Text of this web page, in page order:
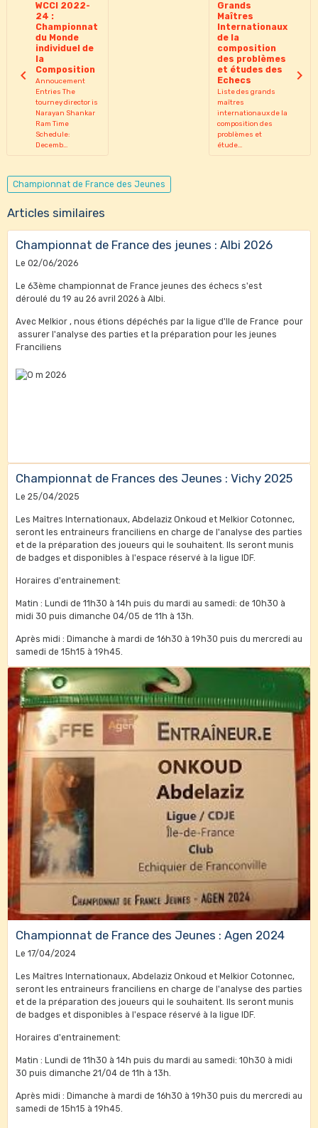
WCCI 2022-
24 :
Championnat
du Monde
individuel de
la
Composition
Annoucement
Entries The
tourney director is
Narayan Shankar
Ram Time
Schedule:
Decemb...
Grands
Maîtres
Internationaux
de la
composition
des problèmes
et études des
Echecs
Liste des grands
maîtres
internationaux de la
composition des
problèmes et
étude...
Championnat de France des Jeunes
Articles similaires
Championnat de France des jeunes : Albi 2026
Le 02/06/2026
Le 63ème championnat de France jeunes des échecs s'est
déroulé du 19 au 26 avril 2026 à Albi.
Avec Melkior , nous étions dépéchés par la ligue d'Ile de France pour
assurer l'analyse des parties et la préparation pour les jeunes
Franciliens
Championnat de Frances des Jeunes : Vichy 2025
Le 25/04/2025
Les Maîtres Internationaux, Abdelaziz Onkoud et Melkior Cotonnec,
seront les entraineurs franciliens en charge de l'analyse des parties
et de la préparation des joueurs qui le souhaitent. Ils seront munis
de badges et disponibles à l'espace réservé à la ligue IDF.
Horaires d'entrainement:
Matin : Lundi de 11h30 à 14h puis du mardi au samedi: de 10h30 à
midi 30 puis dimanche 04/05 de 11h à 13h.
Après midi : Dimanche à mardi de 16h30 à 19h30 puis du mercredi au
samedi de 15h15 à 19h45.
Championnat de France des Jeunes : Agen 2024
Le 17/04/2024
Les Maîtres Internationaux, Abdelaziz Onkoud et Melkior Cotonnec,
seront les entraineurs franciliens en charge de l'analyse des parties
et de la préparation des joueurs qui le souhaitent. Ils seront munis
de badges et disponibles à l'espace réservé à la ligue IDF.
Horaires d'entrainement:
Matin : Lundi de 11h30 à 14h puis du mardi au samedi: 10h30 à midi
30 puis dimanche 21/04 de 11h à 13h.
Après midi : Dimanche à mardi de 16h30 à 19h30 puis du mercredi au
samedi de 15h15 à 19h45.